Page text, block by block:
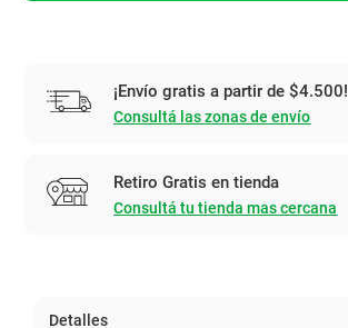
¡Envío gratis a partir de $4.500!
Consultá las zonas de envío
Retiro Gratis en tienda
Consultá tu tienda mas cercana
Detalles